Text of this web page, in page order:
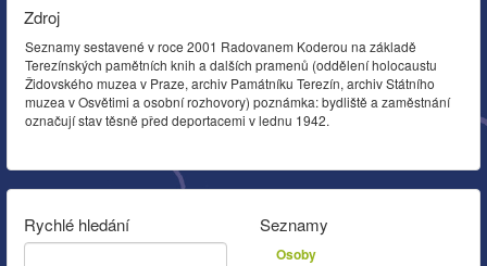
Zdroj
Seznamy sestavené v roce 2001 Radovanem Koderou na základě
Terezínských pamětních knih a dalších pramenů (oddělení holocaustu
Židovského muzea v Praze, archiv Památníku Terezín, archiv Státního
muzea v Osvětimi a osobní rozhovory) poznámka: bydliště a zaměstnání
označují stav těsně před deportacemi v lednu 1942.
Rychlé hledání Seznamy
Osoby